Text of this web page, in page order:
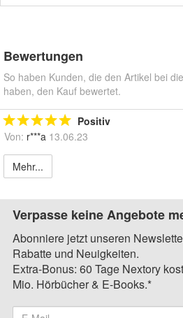
Bewertungen
So haben Kunden, die den Artikel bei
haben, den Kauf bewertet.
Positiv
Von: r***a 13.06.23
Mehr...
Verpasse keine Angebote
Abonniere jetzt unseren
Rabatte und Neuigkeiten.
Extra-Bonus: 60 Tage Nextory
Mio. Hörbücher & E-Books.*